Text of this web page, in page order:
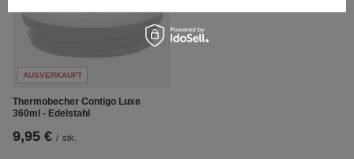
AUSVERKAUFT
Thermobecher Contigo Luxe
360ml - Edelstahl
9,95 € / stk.